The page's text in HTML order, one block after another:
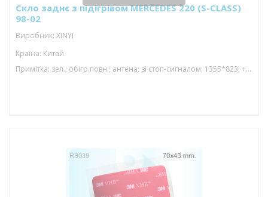
Скло заднє з підігрівом MERCEDES 220 (S-CLASS)
98-02
Виробник: XINYI
Країна: Китай
Примітка: зел.; обігр.повн.; антена; зі стоп-сигналом; 1355*823; + місц.під gps; триплекс